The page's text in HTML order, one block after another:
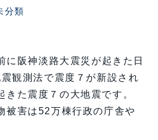
分類
阪神淡路大震災が起きた日
観測法で震度７が新設され
きた震度７の大地震です。
被害は52万棟行政の庁舎や